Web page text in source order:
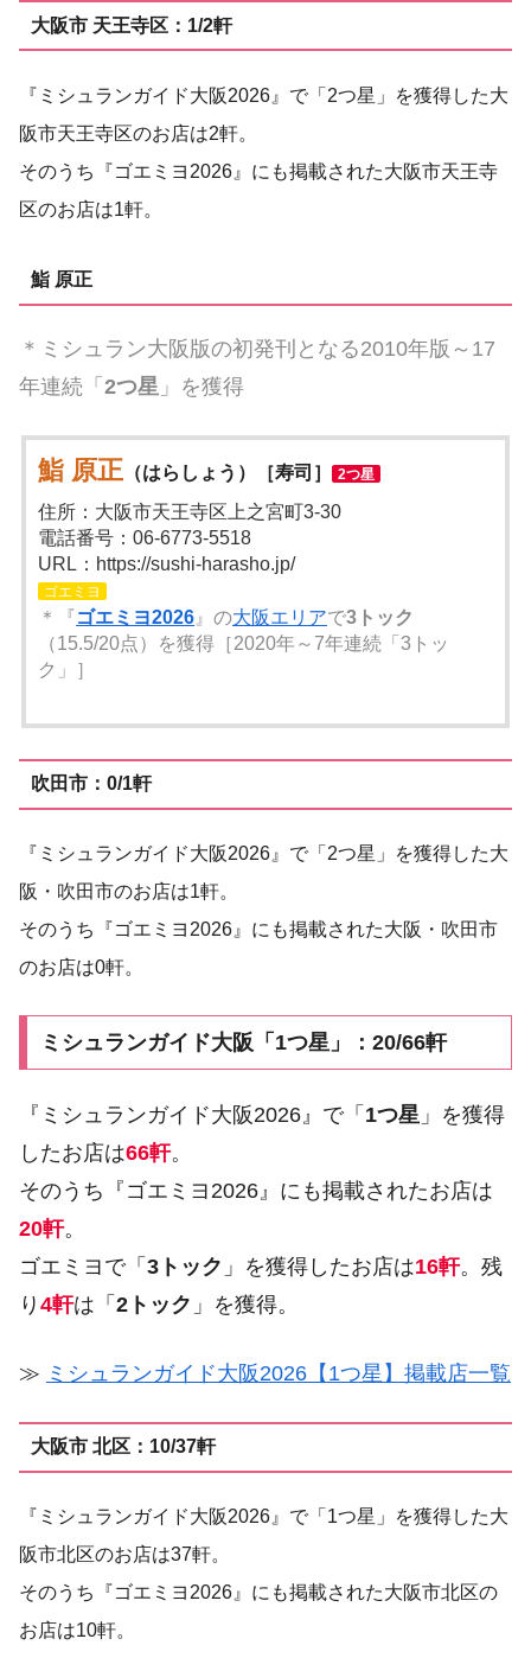
大阪市 天王寺区：1/2軒
『ミシュランガイド大阪2026』で「2つ星」を獲得した大
阪市天王寺区のお店は2軒。
そのうち『ゴエミヨ2026』にも掲載された大阪市天王寺
区のお店は1軒。
鮨 原正
＊ミシュラン大阪版の初発刊となる2010年版～17
年連続「 2つ星 」を獲得
鮨 原正 （はらしょう）［寿司］ 2つ星
住所：大阪市天王寺区上之宮町3-30
電話番号：06-6773-5518
URL：https://sushi-harasho.jp/
ゴエミヨ
＊『 ゴエミヨ2026 』の大阪エリアで3トック
（15.5/20点）を獲得［2020年～7年連続「3トッ
ク」］
吹田市：0/1軒
『ミシュランガイド大阪2026』で「2つ星」を獲得した大
阪・吹田市のお店は1軒。
そのうち『ゴエミヨ2026』にも掲載された大阪・吹田市
のお店は0軒。
ミシュランガイド大阪「1つ星」：20/66軒
『ミシュランガイド大阪2026』で「 1つ星 」を獲得
したお店は66軒。
そのうち『ゴエミヨ2026』にも掲載されたお店は
20軒。
ゴエミヨで「 3トック 」を獲得したお店は16軒。残
り 4軒は「 2トック 」を獲得。
≫ ミシュランガイド大阪2026【1つ星】掲載店一覧
大阪市 北区：10/37軒
『ミシュランガイド大阪2026』で「1つ星」を獲得した大
阪市北区のお店は37軒。
そのうち『ゴエミヨ2026』にも掲載された大阪市北区の
お店は10軒。